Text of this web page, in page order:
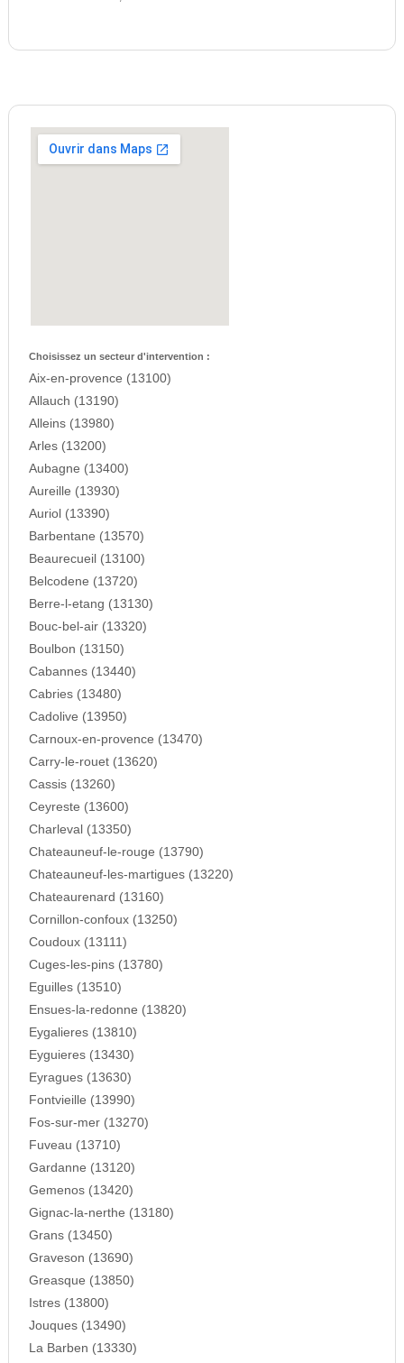
Choisissez un secteur d'intervention :
Aix-en-provence (13100)
Allauch (13190)
Alleins (13980)
Arles (13200)
Aubagne (13400)
Aureille (13930)
Auriol (13390)
Barbentane (13570)
Beaurecueil (13100)
Belcodene (13720)
Berre-l-etang (13130)
Bouc-bel-air (13320)
Boulbon (13150)
Cabannes (13440)
Cabries (13480)
Cadolive (13950)
Carnoux-en-provence (13470)
Carry-le-rouet (13620)
Cassis (13260)
Ceyreste (13600)
Charleval (13350)
Chateauneuf-le-rouge (13790)
Chateauneuf-les-martigues (13220)
Chateaurenard (13160)
Cornillon-confoux (13250)
Coudoux (13111)
Cuges-les-pins (13780)
Eguilles (13510)
Ensues-la-redonne (13820)
Eygalieres (13810)
Eyguieres (13430)
Eyragues (13630)
Fontvieille (13990)
Fos-sur-mer (13270)
Fuveau (13710)
Gardanne (13120)
Gemenos (13420)
Gignac-la-nerthe (13180)
Grans (13450)
Graveson (13690)
Greasque (13850)
Istres (13800)
Jouques (13490)
La Barben (13330)